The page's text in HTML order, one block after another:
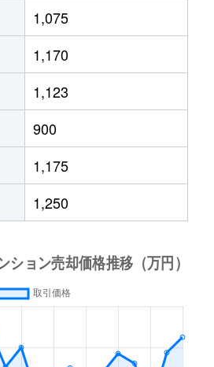
1,075
1,170
1,123
900
1,175
1,250